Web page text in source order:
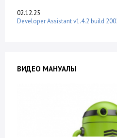
02.12.25
Developer Assistant v1.4.2 build
ВИДЕО МАНУАЛЫ